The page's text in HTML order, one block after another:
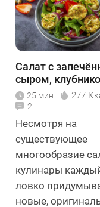
Салат с
сыром,
фисташками
25 мин 277
2
Несмотря на
существующее
многообразие
кулинары
ловко
новые,